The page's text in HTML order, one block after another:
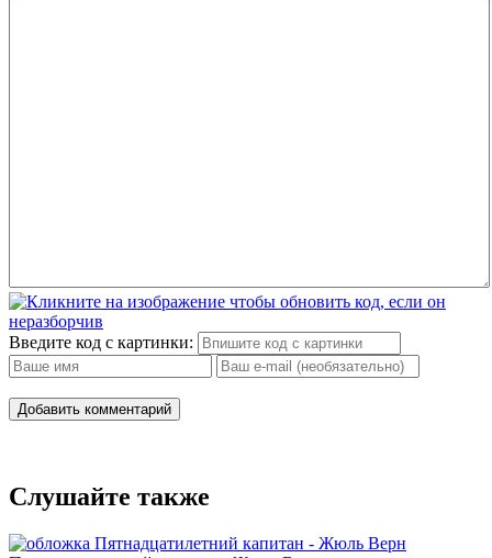
Введите код с картинки:
Добавить комментарий
Слушайте также